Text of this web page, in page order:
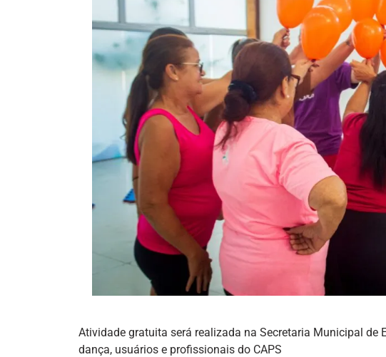
Atividade gratuita será realizada na Secretaria Municipal de
dança, usuários e profissionais do CAPS